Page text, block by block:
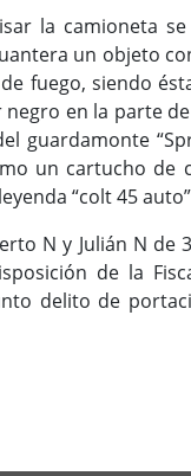
la camioneta
un objeto
fuego, siendo
en la parte
guardamonte
un cartucho de
“colt 45
N y Julián N de
de la
delito de